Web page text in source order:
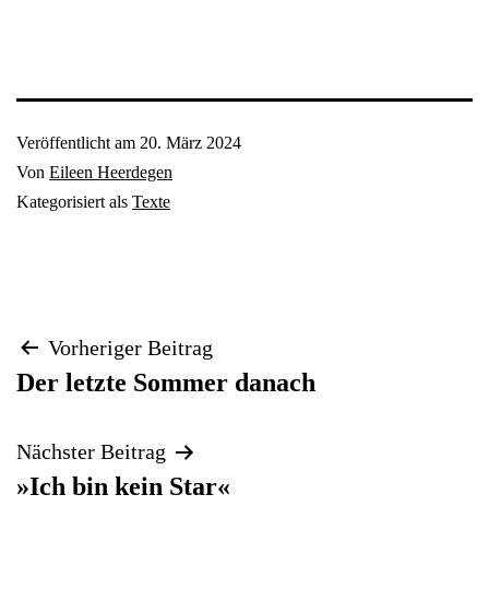
Veröffentlicht am 20. März 2024
Von Eileen Heerdegen
Kategorisiert als Texte
Beitragsnavigation
Vorheriger Beitrag
Der letzte Sommer danach
Nächster Beitrag
»Ich bin kein Star«